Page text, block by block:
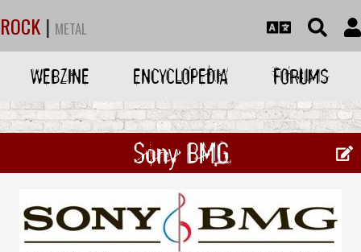
ROCK | METAL
WEBZINE ENCYCLOPEDIA FORUMS
Sony BMG